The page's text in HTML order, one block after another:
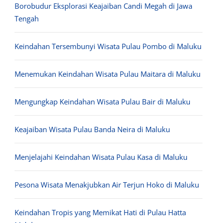
Borobudur Eksplorasi Keajaiban Candi Megah di Jawa
Tengah
Keindahan Tersembunyi Wisata Pulau Pombo di Maluku
Menemukan Keindahan Wisata Pulau Maitara di Maluku
Mengungkap Keindahan Wisata Pulau Bair di Maluku
Keajaiban Wisata Pulau Banda Neira di Maluku
Menjelajahi Keindahan Wisata Pulau Kasa di Maluku
Pesona Wisata Menakjubkan Air Terjun Hoko di Maluku
Keindahan Tropis yang Memikat Hati di Pulau Hatta